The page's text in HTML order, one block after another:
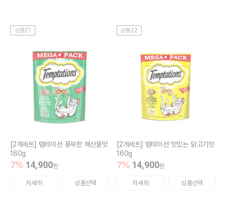
상품21
[2개세트] 템테이션 풍부한 해산물맛
160g
14,900원
7%
자세히 상품선택
상품22
[2개세트] 템테이션 맛있는 닭고기맛
160g
14,900원
7%
자세히 상품선택